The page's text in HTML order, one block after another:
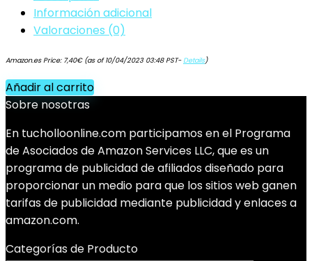
Información adicional
Valoraciones (0)
Amazon.es Price: 7,40€(as of 10/04/2023 03:48 PST-Details)
Añadir al carrito
Sobre nosotras
En tucholloonline.com participamos en el Programa
de Asociados de Amazon Services LLC, que es un
programa de publicidad de afiliados diseñado para
proporcionar un medio para que los sitios web ganen
tarifas de publicidad mediante publicidad y enlaces a
amazon.com.
Categorías de Producto